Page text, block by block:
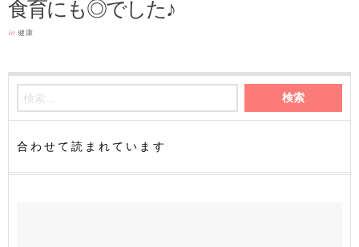
食育にも◎でした♪
in 健康
合わせて読まれています